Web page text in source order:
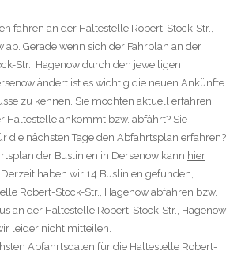
fahren an der Haltestelle Robert-Stock-Str.,
ab. Gerade wenn sich der Fahrplan an der
Str., Hagenow durch den jeweiligen
ändert ist es wichtig die neuen Ankünfte
zu kennen. Sie möchten aktuell erfahren
Haltestelle ankommt bzw. abfährt? Sie
die nächsten Tage den Abfahrtsplan erfahren?
der Buslinien in Dersenow kann hier
haben wir 14 Buslinien gefunden,
Robert-Stock-Str., Hagenow abfahren bzw.
an der Haltestelle Robert-Stock-Str., Hagenow
leider nicht mitteilen.
Abfahrtsdaten für die Haltestelle Robert-